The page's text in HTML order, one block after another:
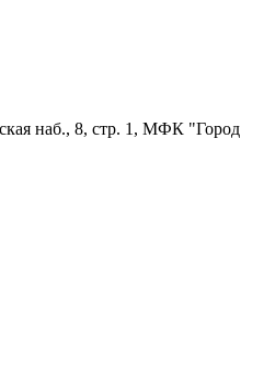
наб., 8, стр. 1, МФК "Город